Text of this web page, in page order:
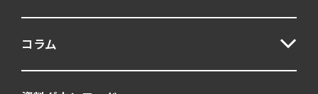
コラム